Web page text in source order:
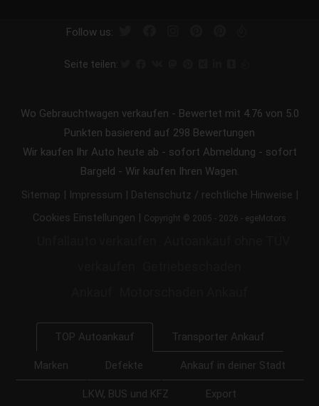
Follow us:
Seite teilen:
Wo Gebrauchtwagen verkaufen - Bewertet mit 4.76 von 5.0
Punkten basierend auf 298 Bewertungen
Wir kaufen Ihr Auto heute ab - sofort Abmeldung - sofort
Bargeld - Wir kaufen Ihren Wagen.
Sitemap | Impressum | Datenschutz / rechtliche Hinweise |
Cookies Einstellungen | Copyright © 2005 - 2026 - egeMotors
TOP Autoankauf Transporter Ankauf
Marken Defekte Ankauf in deiner Stadt
LKW, BUS und KFZ Export